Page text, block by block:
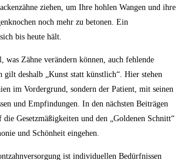
ziehen, um Ihre hohlen Wangen und ihre
noch mehr zu betonen. Ein
bis heute hält.
was Zähne verändern können, auch fehlende
gilt deshalb „Kunst statt künstlich“. Hier stehen
im Vordergrund, sondern der Patient, mit seinen
und Empfindungen. In den nächsten Beiträgen
Gesetzmäßigkeiten und den „Goldenen Schnitt“
und Schönheit eingehen.
ist individuellen Bedürfnissen